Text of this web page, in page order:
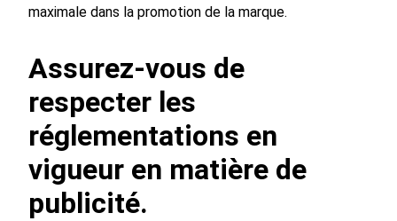
maximale dans la promotion de la marque.
Assurez-vous de
respecter les
réglementations en
vigueur en matière de
publicité.